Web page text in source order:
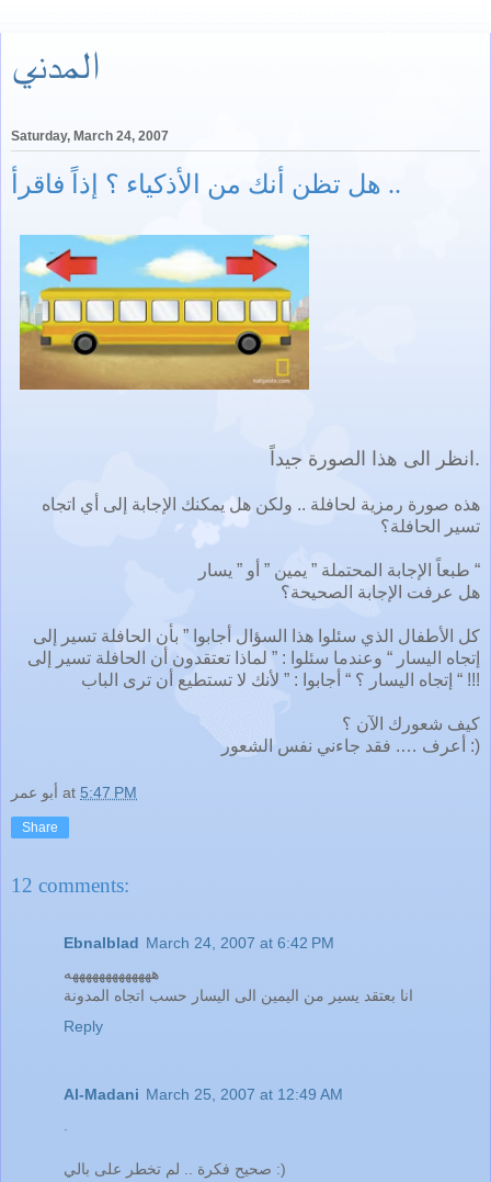
المدني
Saturday, March 24, 2007
هل تظن أنك من الأذكياء ؟ إذاً فاقرأ ..
انظر الى هذا الصورة جيداً.
هذه صورة رمزية لحافلة .. ولكن هل يمكنك الإجابة إلى أي اتجاه
تسير الحافلة؟
طبعاً الإجابة المحتملة ” يمين ” أو ” يسار “
هل عرفت الإجابة الصحيحة؟
كل الأطفال الذي سئلوا هذا السؤال أجابوا ” بأن الحافلة تسير إلى
إتجاه اليسار “ وعندما سئلوا : ” لماذا تعتقدون أن الحافلة تسير إلى
إتجاه اليسار ؟ “ أجابوا : ” لأنك لا تستطيع أن ترى الباب “ !!!
كيف شعورك الآن ؟
أعرف …. فقد جاءني نفس الشعور :)
أبو عمر at 5:47 PM
Share
12 comments:
Ebnalblad March 24, 2007 at 6:42 PM
هههههههههههههه
انا بعتقد يسير من اليمين الى اليسار حسب اتجاه المدونة
Reply
Al-Madani March 25, 2007 at 12:49 AM
صحيح فكرة .. لم تخطر على بالي :)